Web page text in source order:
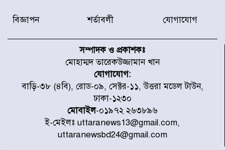
কলেজের প্রশংসনীয় সাফল্য
বিমানবাহিনীর উইং কমান্ডার সাইফুর
রহমানের বিরুদ্ধে গ্রেপ্তারি পরোয়ানা
রাষ্ট্রপতি পদে হতে যাচ্ছে ভোট,
ইতিহাসে দ্বিতীয়বার
বিজ্ঞাপন শর্তাবলী যোগাযোগ
সম্পাদক ও প্রকাশকঃ
মোহাম্মদ তারেকউজ্জামান খান
যোগাযোগ:
বাড়ি-৩৮ (৪বি), রোড-০৯, সেক্টর-১১, উত্তরা মডেল টাউন,
ঢাকা-১২৩০
মোবাইল-০১৯৭২ ২৬৩৮৯৬
ই-মেইলঃ uttaranews13@gmail.com,
uttaranewsbd24@gmail.com